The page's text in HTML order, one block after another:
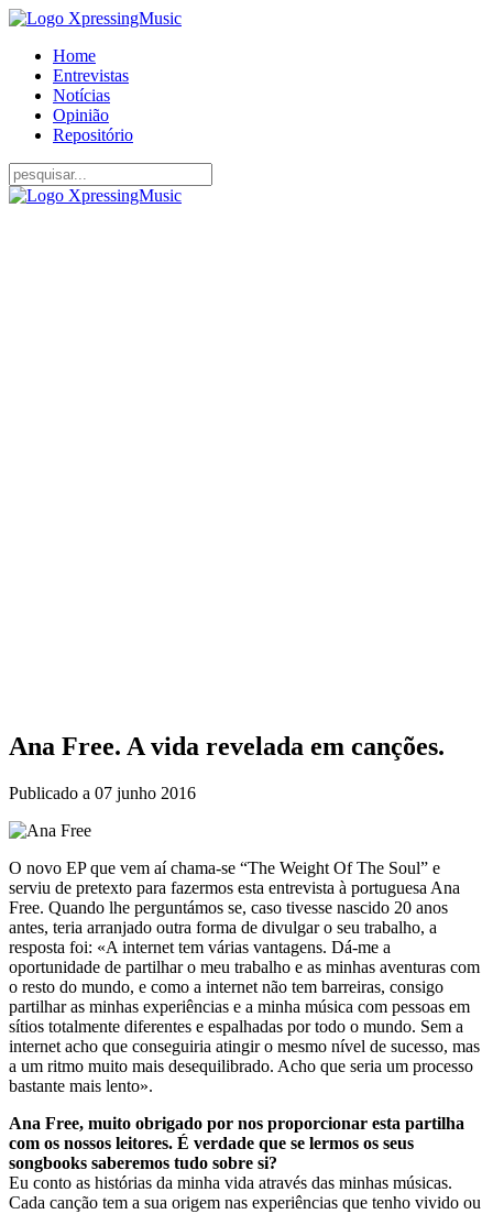
Home
Entrevistas
Notícias
Opinião
Repositório
Ana Free. A vida revelada em canções.
Publicado a 07 junho 2016
O novo EP que vem aí chama-se “The Weight Of The Soul” e
serviu de pretexto para fazermos esta entrevista à portuguesa Ana
Free. Quando lhe perguntámos se, caso tivesse nascido 20 anos
antes, teria arranjado outra forma de divulgar o seu trabalho, a
resposta foi: «A internet tem várias vantagens. Dá-me a
oportunidade de partilhar o meu trabalho e as minhas aventuras com
o resto do mundo, e como a internet não tem barreiras, consigo
partilhar as minhas experiências e a minha música com pessoas em
sítios totalmente diferentes e espalhadas por todo o mundo. Sem a
internet acho que conseguiria atingir o mesmo nível de sucesso, mas
a um ritmo muito mais desequilibrado. Acho que seria um processo
bastante mais lento».
Ana Free, muito obrigado por nos proporcionar esta partilha
com os nossos leitores. É verdade que se lermos os seus
songbooks saberemos tudo sobre si?
Eu conto as histórias da minha vida através das minhas músicas.
Cada canção tem a sua origem nas experiências que tenho vivido ou